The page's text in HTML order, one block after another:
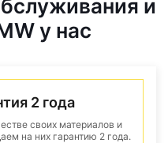
и
у нас
2 года
своих материалов и
на них гарантию 2 года.